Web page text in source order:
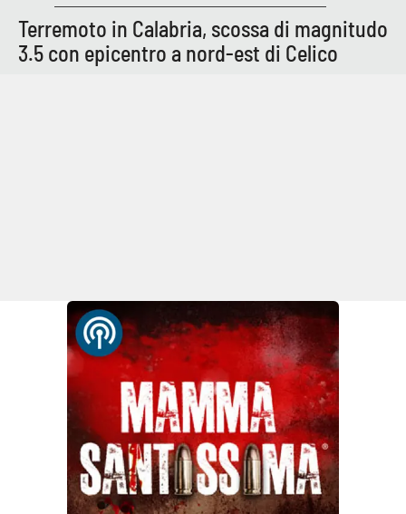
Terremoto in Calabria, scossa di magnitudo
3.5 con epicentro a nord-est di Celico